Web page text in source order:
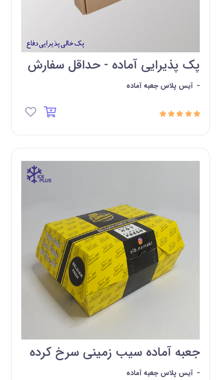
پک پذیرایی آماده - حداقل سفارش
- آیس پلاس جعبه آماده
جعبه آماده سیب زمینی سرخ کرده
- آیس پلاس جعبه آماده